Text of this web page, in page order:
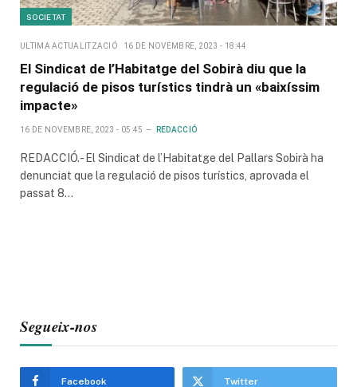
SOCIETAT
ULTIMA ACTUALITZACIÓ 16 DE NOVEMBRE, 2023 - 18:44
El Sindicat de l’Habitatge del Sobirà diu que la
regulació de pisos turístics tindrà un «baixíssim
impacte»
16 DE NOVEMBRE, 2023 - 05:45 REDACCIÓ
REDACCIÓ.- El Sindicat de l’Habitatge del Pallars Sobirà ha
denunciat que la regulació de pisos turístics, aprovada el
passat 8…
Segueix-nos
Facebook Twitter